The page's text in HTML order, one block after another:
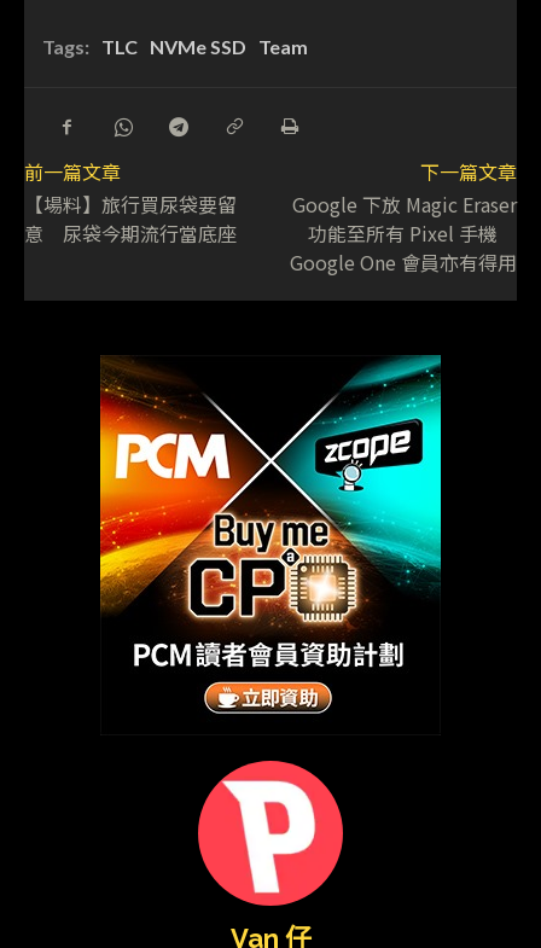
Tags: TLC NVMe SSD Team
前一篇文章
【場料】旅行買尿袋要留
意 尿袋今期流行當底座
下一篇文章
Google 下放 Magic Eraser
功能至所有 Pixel 手機
Google One 會員亦有得用
Van 仔